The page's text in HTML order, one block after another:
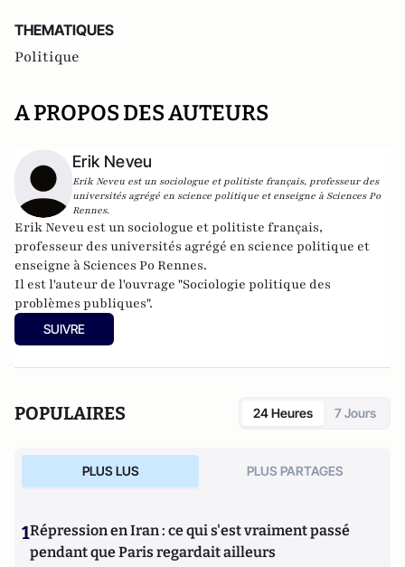
THEMATIQUES
Politique
A PROPOS DES AUTEURS
Erik Neveu
Erik Neveu est un sociologue et politiste français, professeur des
universités agrégé en science politique et enseigne à Sciences Po
Rennes.
Erik Neveu est un sociologue et politiste français,
professeur des universités agrégé en science politique et
enseigne à Sciences Po Rennes.
Il est l'auteur de l'ouvrage "Sociologie politique des
problèmes publiques".
SUIVRE
POPULAIRES 24 Heures 7 Jours
PLUS LUS PLUS PARTAGES
1Répression en Iran : ce qui s'est vraiment passé
pendant que Paris regardait ailleurs